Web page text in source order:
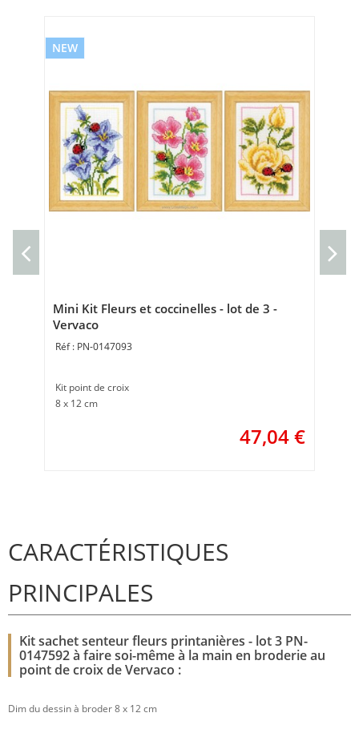
NEW
Mini Kit Fleurs et coccinelles - lot de 3 -
Vervaco
PN-0147093
Kit point de croix
8 x 12 cm
47,04€
CARACTÉRISTIQUES
PRINCIPALES
Kit sachet senteur fleurs printanières - lot 3 PN-
0147592 à faire soi-même à la main en broderie au
point de croix de Vervaco :
Dim du dessin à broder 8 x 12 cm